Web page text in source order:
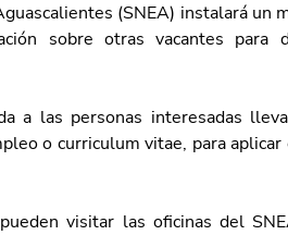
(SNEA) instalará un
sobre otras vacantes para
a las personas interesadas
o curriculum vitae, para aplicar
visitar las oficinas del